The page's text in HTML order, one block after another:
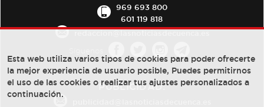
969 693 800
601 119 818
PUBLICIDAD:
Esta web utiliza varios tipos de cookies para poder ofrecerte
la mejor experiencia de usuario posible, Puedes permitirnos
el uso de las cookies o realizar tus ajustes personalizados a
continuación.